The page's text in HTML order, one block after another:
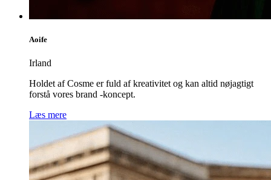
Aoife
Irland
Holdet af Cosme er fuld af kreativitet og kan altid nøjagtigt
forstå vores brand -koncept.
Læs mere